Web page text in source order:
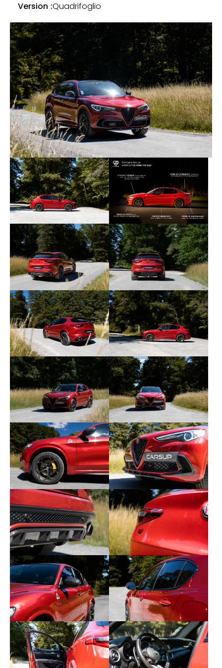
En somme, ce Stelvio Quadrifoglio Q4 réussi à
marier harmonieusement technologie et plaisir de
conduite typiquement Alfa, le tout dans la pure
tradition d’élégance de la marque au Biscione.
Version :Quadrifoglio